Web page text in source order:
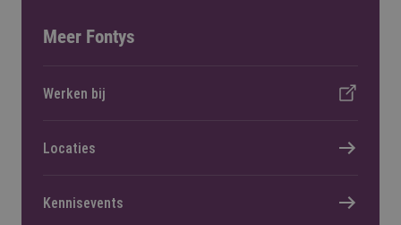
Meer Fontys
Werken bij
Locaties
Kennisevents